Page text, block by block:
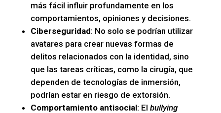
más fácil influir profundamente en los
comportamientos, opiniones y decisiones.
Ciberseguridad: No solo se podrían utilizar
avatares para crear nuevas formas de
delitos relacionados con la identidad, sino
que las tareas críticas, como la cirugía, que
dependen de tecnologías de inmersión,
podrían estar en riesgo de extorsión.
Comportamiento antisocial: El bullying